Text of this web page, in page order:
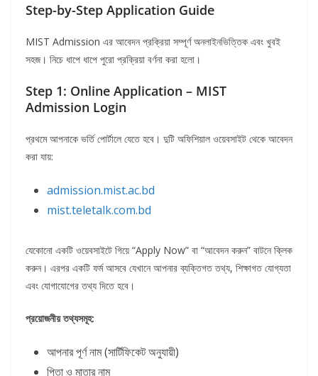
Step-by-Step Application Guide
MIST Admission এর আবেদন প্রক্রিয়া সম্পূর্ণ অনলাইনভিত্তিক এবং খুবই
সহজ। নিচে ধাপে ধাপে পুরো প্রক্রিয়া বর্ণনা করা হলো।
Step 1: Online Application – MIST
Admission Login
প্রথমে আপনাকে ভর্তি পোর্টালে যেতে হবে। দুটি অফিশিয়াল ওয়েবসাইট থেকে আবেদন
করা যায়:
admission.mist.ac.bd
mist.teletalk.com.bd
যেকোনো একটি ওয়েবসাইটে গিয়ে “Apply Now” বা “আবেদন করুন” বাটনে ক্লিক
করুন। এরপর একটি ফর্ম আসবে যেখানে আপনার ব্যক্তিগত তথ্য, শিক্ষাগত যোগ্যতা
এবং যোগাযোগের তথ্য দিতে হবে।
প্রয়োজনীয় তথ্যসমূহ:
আপনার পূর্ণ নাম (সার্টিফিকেট অনুযায়ী)
পিতা ও মাতার নাম